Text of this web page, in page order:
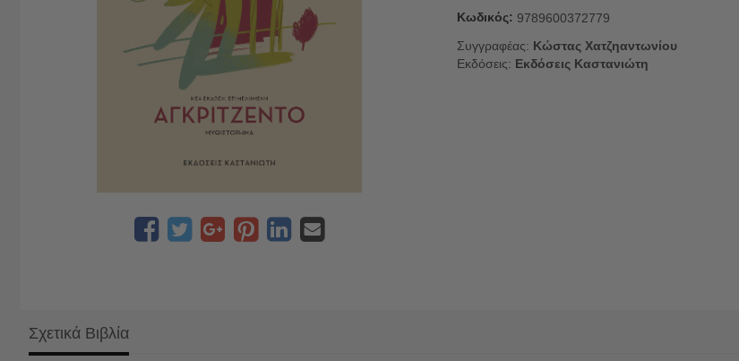
Κωδικός: 9789600372779
Συγγραφέας: Κώστας Χατζηαντωνίου
Εκδόσεις: Εκδόσεις Καστανιώτη
Σχετικά Βιβλία